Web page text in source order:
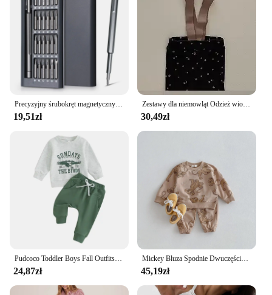
scenarios, from urban rooftops to rural landscapes.
With its focus on performance and property, this set
is not just a product; it's an investment in a greener
future.
19,51zł
Zestawy dla niemowląt Odzież wiosenna dla dzieci Koreańska odzież dziecięca Nowość 2024 Koszula Topy Okrągły kołnierzyk Prosta moda w paski
30,49zł
Pudcoco Toddler Boys Fall Outfits Letter Eagle Print Crew Neck Long Sleeve Sweatshirts and Long Pants 2Pcs Clothes Set 0-3T
24,87zł
Mickey Bluza Spodnie Dwuczęściowy Zestaw Dla Chłopca Ubrania Jesień Dzieci Bluza Z Długim Rękawem Kombinezon Maluch Luźne Dresy Disney
45,19zł